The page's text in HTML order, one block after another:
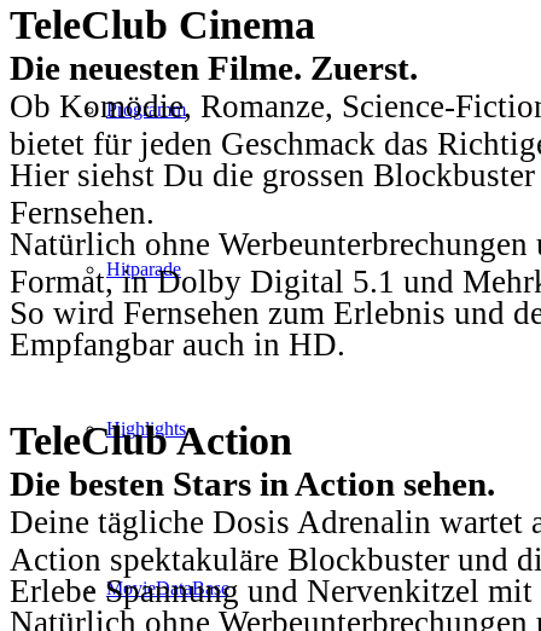
Programm
Hitparade
Highlights
MovieDataBase
TeleClub Cinema
Die neuesten Filme. Zuerst.
Ob Komödie, Romanze, Science-
bietet für jeden Geschmack das
Hier siehst Du die grossen
Fernsehen.
Natürlich ohne
Format, in Dolby Digital 5.1 und
So wird Fernsehen zum Erlebnis und
Empfangbar auch in HD.
TeleClub Action
Die besten Stars in Action sehen.
Deine tägliche Dosis Adrenalin wartet
Action spektakuläre Blockbuster und
Erlebe Spannung und Nervenkitzel
Natürlich ohne